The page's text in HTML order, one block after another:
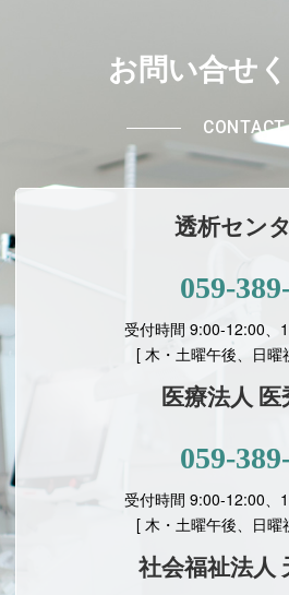
お問い合せ
CONTACT
透析セン
059-
受付時間 9:00-12:00、
[ 木・土曜午後、日曜
医療法人 医
059-
受付時間 9:00-12:00、
[ 木・土曜午後、日曜
社会福祉法人